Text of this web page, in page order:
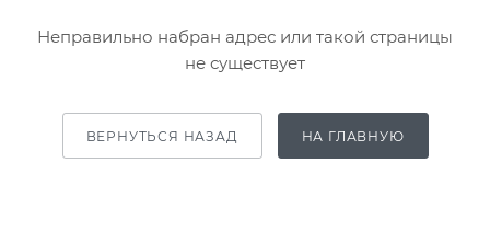
Неправильно набран адрес или такой страницы
не существует
ВЕРНУТЬСЯ НАЗАД НА ГЛАВНУЮ